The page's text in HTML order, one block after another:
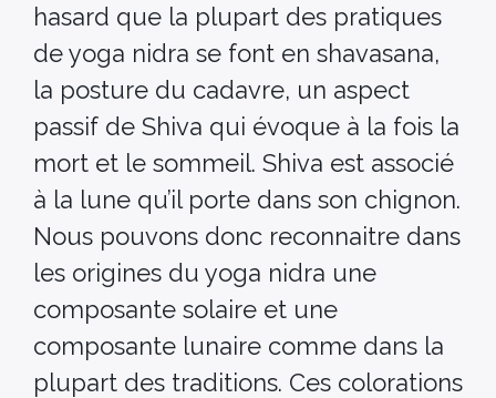
hasard que la plupart des pratiques
de yoga nidra se font en shavasana,
la posture du cadavre, un aspect
passif de Shiva qui évoque à la fois la
mort et le sommeil. Shiva est associé
à la lune qu’il porte dans son chignon.
Nous pouvons donc reconnaitre dans
les origines du yoga nidra une
composante solaire et une
composante lunaire comme dans la
plupart des traditions. Ces colorations